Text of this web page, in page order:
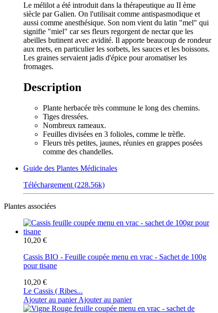
Le mélilot a été introduit dans la thérapeutique au II ème
siècle par Galien. On l'utilisait comme antispasmodique et
aussi comme anesthésique. Son nom vient du latin "mel" qui
signifie "miel" car ses fleurs regorgent de nectar que les
abeilles butinent avec avidité. Il apporte beaucoup de rondeur
aux mets, en particulier les sorbets, les sauces et les boissons.
Les graines servaient jadis d'épice pour aromatiser les
fromages.
Description
Plante herbacée très commune le long des chemins.
Tiges dressées.
Nombreux rameaux.
Feuilles divisées en 3 folioles, comme le trèfle.
Fleurs très petites, jaunes, réunies en grappes posées
comme des chandelles.
Guide des Plantes Médicinales
Téléchargement (228.56k)
Plantes associées
10,20 €
Cassis BIO - Feuille coupée menu en vrac - Sachet de 100g
pour tisane
10,20 €
Le Cassis ( Ribes...
Ajouter au panier Ajouter au panier